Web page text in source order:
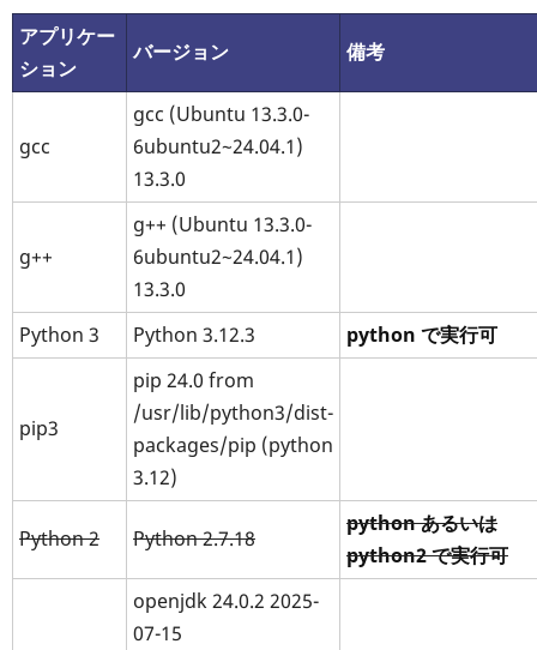
アプリケー
ション
バージョン 備考
gcc
gcc (Ubuntu 13.3.0-
6ubuntu2~24.04.1)
13.3.0
g++
g++ (Ubuntu 13.3.0-
6ubuntu2~24.04.1)
13.3.0
Python 3
Python 3.12.3 python で実行可
pip3
pip 24.0 from
/usr/lib/python3/dist-
packages/pip (python
3.12)
Python 2 Python 2.7.18
python あるいは
python2 で実行可
openjdk 24.0.2 2025-
07-15